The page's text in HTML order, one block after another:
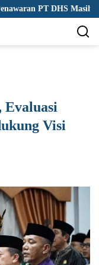
Masih Wajar
Evaluasi
Visi